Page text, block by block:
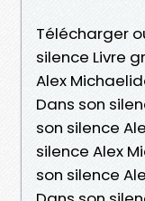
Télécharger
silence Livre
Alex
Dans son
son silence
silence Alex
son silence